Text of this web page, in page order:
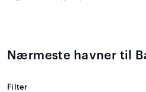
Nærmeste havner til
Filter